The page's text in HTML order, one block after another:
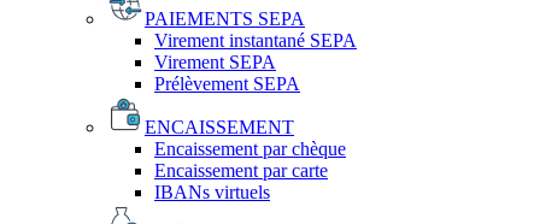
PAIEMENTS SEPA
Virement instantané SEPA
Virement SEPA
Prélèvement SEPA
ENCAISSEMENT
Encaissement par chèque
Encaissement par carte
IBANs virtuels